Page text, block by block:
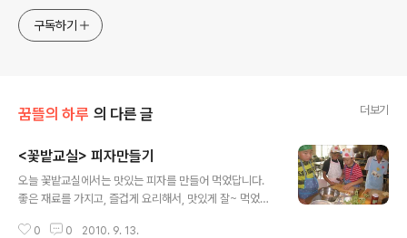
구독하기
꿈뜰의 하루 의 다른 글 더보기
<꽃밭교실> 피자만들기
오늘 꽃밭교실에서는 맛있는 피자를 만들어 먹었답니다.
좋은 재료를 가지고, 즐겁게 요리해서, 맛있게 잘~ 먹었습
0 0 2010. 9. 13.